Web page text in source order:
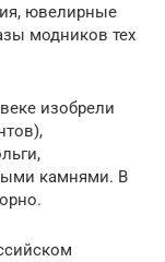
ювелирные
модников тех
изобрели
камнями. В